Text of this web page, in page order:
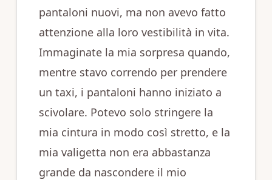
pantaloni nuovi, ma non avevo fatto
attenzione alla loro vestibilità in vita.
Immaginate la mia sorpresa quando,
mentre stavo correndo per prendere
un taxi, i pantaloni hanno iniziato a
scivolare. Potevo solo stringere la
mia cintura in modo così stretto, e la
mia valigetta non era abbastanza
grande da nascondere il mio